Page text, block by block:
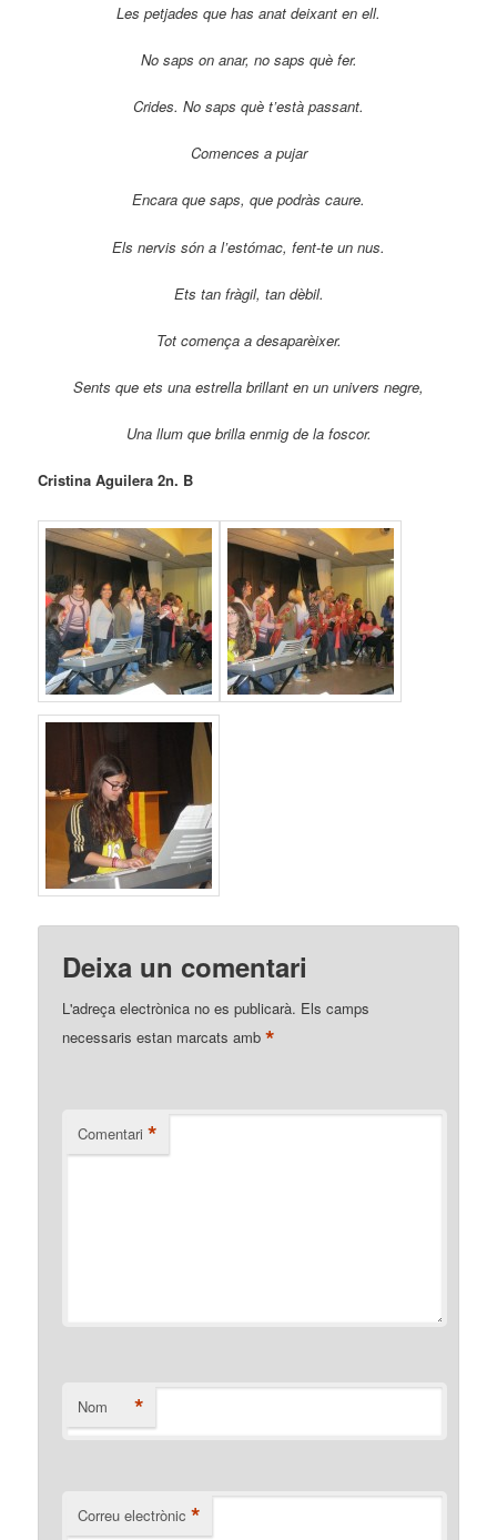
Les petjades que has anat deixant en ell.
No saps on anar, no saps què fer.
Crides. No saps què t’està passant.
Comences a pujar
Encara que saps, que podràs caure.
Els nervis són a l’estómac, fent-te un nus.
Ets tan fràgil, tan dèbil.
Tot comença a desaparèixer.
Sents que ets una estrella brillant en un univers negre,
Una llum que brilla enmig de la foscor.
Cristina Aguilera 2n. B
Deixa un comentari
L'adreça electrònica no es publicarà. Els camps
necessaris estan marcats amb*
Comentari *
Nom *
Correu electrònic *